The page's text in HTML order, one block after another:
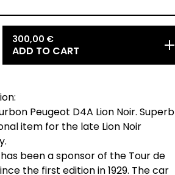
300,00 €
ADD TO CART
Peugeot D4A Lion Noir. Superb
item for the late Lion Noir
has been a sponsor of the Tour de
the first edition in 1929. The car